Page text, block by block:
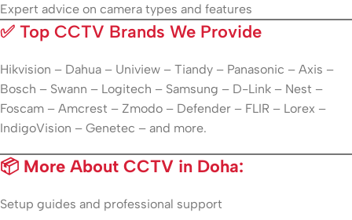
Expert advice on camera types and features
✅ Top CCTV Brands We Provide
Hikvision – Dahua – Uniview – Tiandy – Panasonic – Axis –
Bosch – Swann – Logitech – Samsung – D-Link – Nest –
Foscam – Amcrest – Zmodo – Defender – FLIR – Lorex –
IndigoVision – Genetec – and more.
📦 More About CCTV in Doha:
Setup guides and professional support